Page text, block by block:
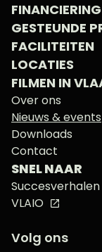
FINANCIERING
GESTEUNDE
FACILITEITEN
LOCATIES
FILMEN IN
Over ons
Nieuws & events
Downloads
Contact
SNEL NAAR
Succesverhalen
VLAIO
Volg ons